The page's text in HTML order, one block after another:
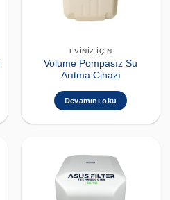
EVINIZ İÇIN
Volume Pompasız Su
Arıtma Cihazı
Devamını oku